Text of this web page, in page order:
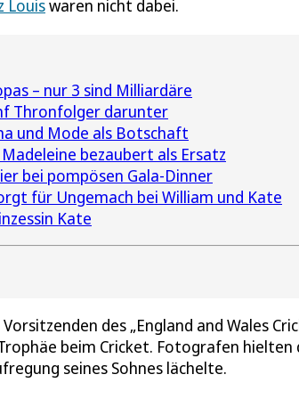
Louiswaren nicht dabei.
– nur 3 sind Milliardäre
Thronfolger darunter
und Mode als Botschaft
bezaubert als Ersatz
bei pompösen Gala-Dinner
für Ungemach bei William und Kate
Kate
des „England and Wales
beim Cricket. Fotografen hielten
seines Sohnes lächelte.